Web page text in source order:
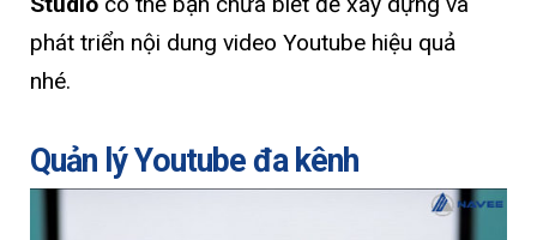
phát triển nội dung video Youtube hiệu quả
nhé.
Quản lý Youtube đa kênh